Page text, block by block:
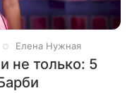
Елена Нужная
не только: 5